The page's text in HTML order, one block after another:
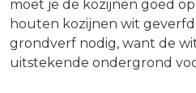
moet je de kozijnen goed
houten kozijnen wit
grondverf nodig, want de
uitstekende ondergrond